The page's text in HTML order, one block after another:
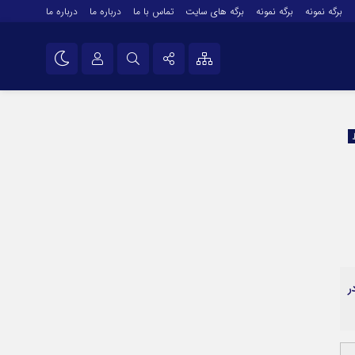
برگه نمونه برگه نمونه برگه های سایت تماس با ما درباره ما درباره ما